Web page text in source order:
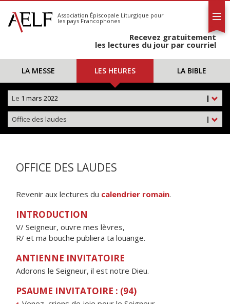
S'abonner
Calendrier
Association Épiscopale Liturgique pour
les pays Francophones
Recevez gratuitement
les lectures du jour par courriel
LA MESSE LES HEURES LA BIBLE
|
Le 1 mars 2022
|
Office des laudes
OFFICE DES LAUDES
Revenir aux lectures du calendrier romain.
INTRODUCTION
V/ Seigneur, ouvre mes lèvres,
R/ et ma bouche publiera ta louange.
ANTIENNE INVITATOIRE
Adorons le Seigneur, il est notre Dieu.
PSAUME INVITATOIRE : (94)